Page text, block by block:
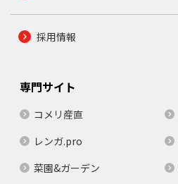
採用情報
専門サイト
コメリ産直
レンガ.pro
菜園&ガーデン